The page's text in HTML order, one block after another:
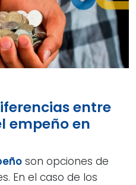
entre
empeño en
son opciones de
En el caso de los